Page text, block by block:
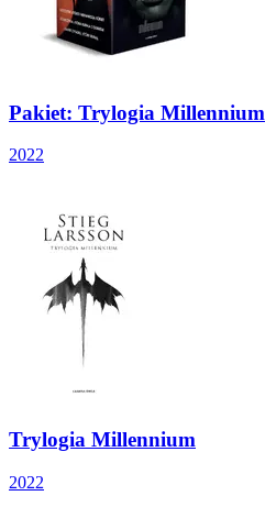
Pakiet: Trylogia Millennium
2022
Trylogia Millennium
2022